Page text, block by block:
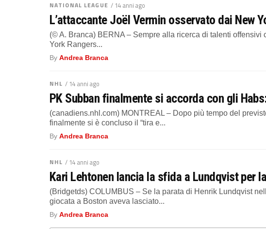
NATIONAL LEAGUE / 14 anni ago
L’attaccante Joël Vermin osservato dai New
(© A. Branca) BERNA – Sempre alla ricerca di talenti
York Rangers...
By Andrea Branca
NHL / 14 anni ago
PK Subban finalmente si accorda con gli
(canadiens.nhl.com) MONTREAL – Dopo più tempo del
finalmente si è concluso il “tira e...
By Andrea Branca
NHL / 14 anni ago
Kari Lehtonen lancia la sfida a Lundqvist per
(Bridgetds) COLUMBUS – Se la parata di Henrik Lundqvist
giocata a Boston aveva lasciato...
By Andrea Branca